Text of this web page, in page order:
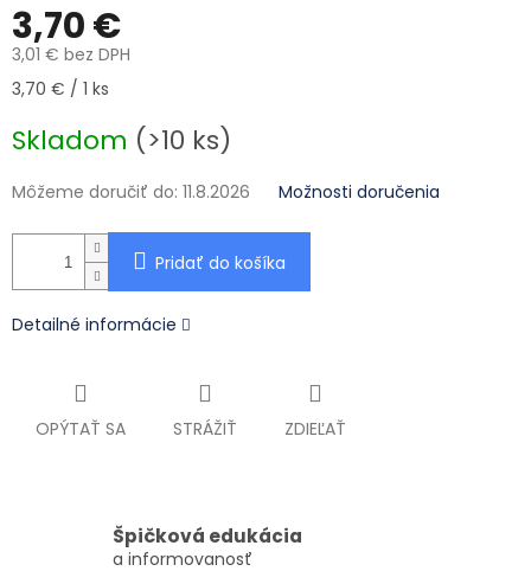
3,70 €
3,01 € bez DPH
Jednotková cena:
3,70 € / 1 ks
Skladom (>10 ks)
Môžeme doručiť do: 11.8.2026 Možnosti doručenia
Pridať do košíka
Detailné informácie
OPÝTAŤ SA STRÁŽIŤ ZDIEĽAŤ
Špičková edukácia
a informovanosť